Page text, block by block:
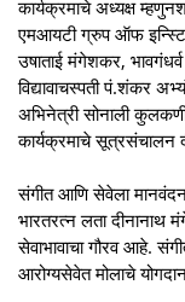
कार्यक्रमाचे अध्यक्ष
एमआयटी ग्रुप ऑफ
उषाताई मंगेशकर,
विद्यावाचस्पती पं.शंकर
अभिनेत्री सोनाली
कार्यक्रमाचे सूत्रसंचालन
संगीत आणि सेवेला
भारतरत्न लता
सेवाभावाचा गौरव आहे.
आरोग्यसेवेत मोलाचे